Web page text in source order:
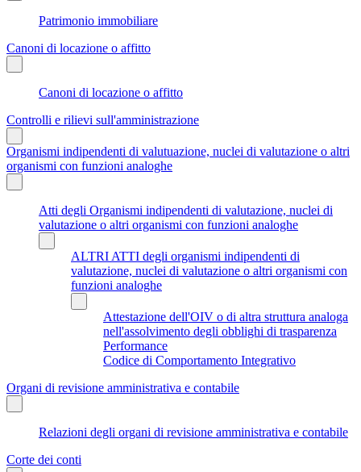
Patrimonio immobiliare
Canoni di locazione o affitto
Canoni di locazione o affitto
Controlli e rilievi sull'amministrazione
Organismi indipendenti di valutuazione, nuclei di valutazione o altri
organismi con funzioni analoghe
Atti degli Organismi indipendenti di valutazione, nuclei di
valutazione o altri organismi con funzioni analoghe
ALTRI ATTI degli organismi indipendenti di
valutazione, nuclei di valutazione o altri organismi con
funzioni analoghe
Attestazione dell'OIV o di altra struttura analoga
nell'assolvimento degli obblighi di trasparenza
Performance
Codice di Comportamento Integrativo
Organi di revisione amministrativa e contabile
Relazioni degli organi di revisione amministrativa e contabile
Corte dei conti